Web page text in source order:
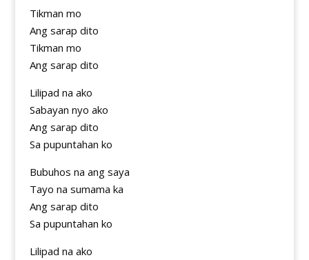
Tikman mo
Ang sarap dito
Tikman mo
Ang sarap dito
Lilipad na ako
Sabayan nyo ako
Ang sarap dito
Sa pupuntahan ko
Bubuhos na ang saya
Tayo na sumama ka
Ang sarap dito
Sa pupuntahan ko
Lilipad na ako